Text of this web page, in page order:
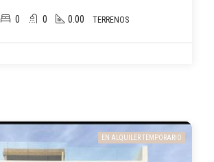
0 0 0.00 TERRENOS
EN ALQUILER TEMPORARIO